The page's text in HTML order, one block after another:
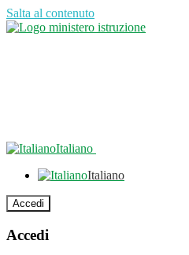
Salta al contenuto
Italiano
Italiano
Accedi
Accedi